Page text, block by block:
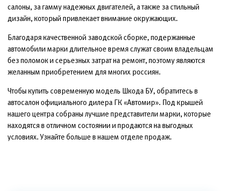
салоны, за гамму надежных двигателей, а также за стильный
дизайн, который привлекает внимание окружающих.
Благодаря качественной заводской сборке, подержанные
автомобили марки длительное время служат своим владельцам
без поломок и серьезных затрат на ремонт, поэтому являются
желанным приобретением для многих россиян.
Чтобы купить современную модель Шкода БУ, обратитесь в
автосалон официального дилера ГК «Автомир». Под крышей
нашего центра собраны лучшие представители марки, которые
находятся в отличном состоянии и продаются на выгодных
условиях. Узнайте больше в нашем отделе продаж.